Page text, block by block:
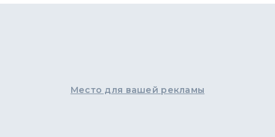
Место для вашей рекламы